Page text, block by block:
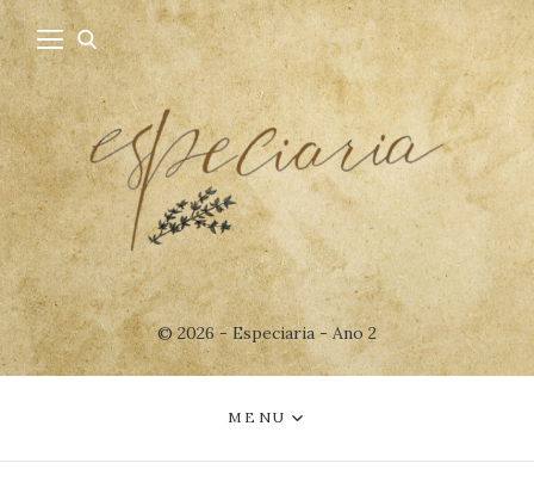
© 2026 - Especiaria - Ano 2
MENU